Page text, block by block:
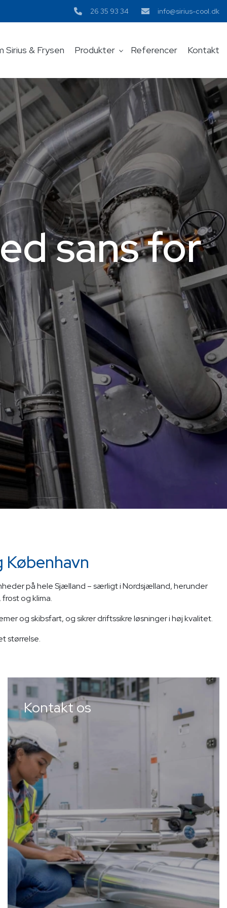
26 35 93 34 info@sirius-cool.dk
Sirius & Frysen​ Produkter Referencer Kontakt
sans for
på hele Sjælland – særligt i Nordsjælland, herunder
og klima.
og skibsfart, og sikrer driftssikre løsninger i høj kvalitet.
størrelse.
Kontakt os